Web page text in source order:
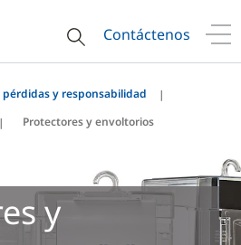
Contáctenos
pérdidas y responsabilidad
Protectores y envoltorios
y